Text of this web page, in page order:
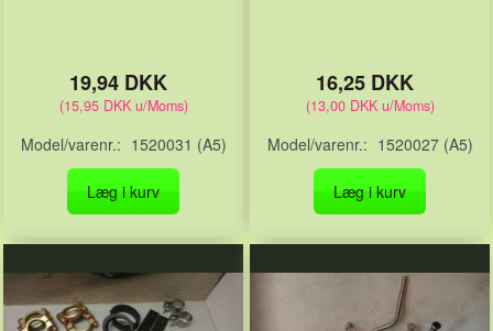
19,94 DKK
(15,95 DKKu/Moms)
Model/varenr.: 1520031 (A5)
Læg i kurv
16,25 DKK
(13,00 DKKu/Moms)
Model/varenr.: 1520027 (A5)
Læg i kurv